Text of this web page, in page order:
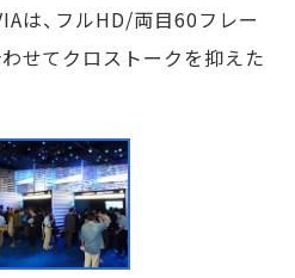
は、フルHD/両目60フレー
せてクロストークを抑えた